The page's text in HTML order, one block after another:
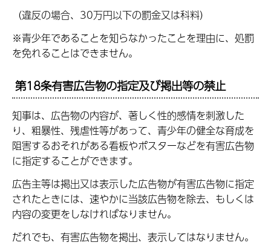
（違反の場合、30万円以下の罰金又は科料）
※青少年であることを知らなかったことを理由に、処罰
を免れることはできません。
第18条有害広告物の指定及び掲出等の禁止
知事は、広告物の内容が、著しく性的感情を刺激した
り、粗暴性、残虐性等があって、青少年の健全な育成を
阻害するおそれがある看板やポスターなどを有害広告物
に指定することができます。
広告主等は掲出又は表示した広告物が有害広告物に指定
されたときには、速やかに当該広告物を除去、もしくは
内容の変更をしなければなりません。
だれでも、有害広告物を掲出、表示してはなりません。